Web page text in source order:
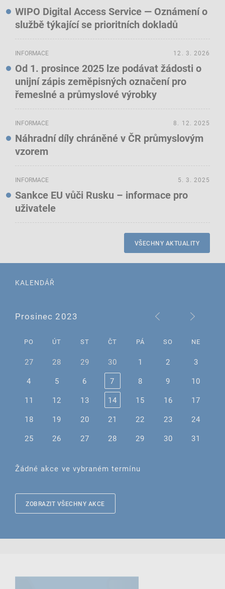
WIPO Digital Access Service — Oznámení o
službě týkající se prioritních dokladů
INFORMACE
Od 1. prosince 2025 lze podávat žádosti o
unijní zápis zeměpisných označení pro
řemeslné a průmyslové výrobky
12. 3. 2026
INFORMACE
Náhradní díly chráněné v ČR průmyslovým
vzorem
8. 12. 2025
INFORMACE
Sankce EU vůči Rusku – informace pro
uživatele
5. 3. 2025
VŠECHNY AKTUALITY
KALENDÁŘ
Prosinec 2023
PO ÚT ST ČT PÁ SO NE
27 28 29 30 1 2
3
4
5 6 7 8 9
10
11
12 13 14 15 16
17
18
19 20 21 22 23
24
25
26 27 28 29 30 31
Žádné akce ve vybraném termínu
ZOBRAZIT VŠECHNY AKCE